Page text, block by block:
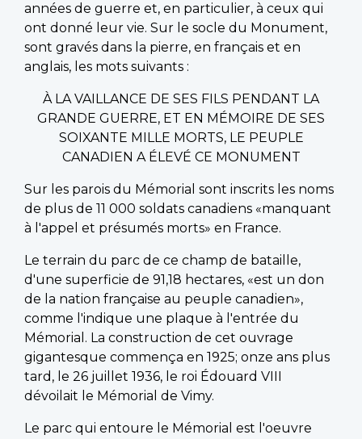
années de guerre et, en particulier, à ceux qui
ont donné leur vie. Sur le socle du Monument,
sont gravés dans la pierre, en français et en
anglais, les mots suivants :
À LA VAILLANCE DE SES FILS PENDANT LA
GRANDE GUERRE, ET EN MÉMOIRE DE SES
SOIXANTE MILLE MORTS, LE PEUPLE
CANADIEN A ÉLEVÉ CE MONUMENT
Sur les parois du Mémorial sont inscrits les noms
de plus de 11 000 soldats canadiens «manquant
à l'appel et présumés morts» en France.
Le terrain du parc de ce champ de bataille,
d'une superficie de 91,18 hectares, «est un don
de la nation française au peuple canadien»,
comme l'indique une plaque à l'entrée du
Mémorial. La construction de cet ouvrage
gigantesque commença en 1925; onze ans plus
tard, le 26 juillet 1936, le roi Édouard VIII
dévoilait le Mémorial de Vimy.
Le parc qui entoure le Mémorial est l'oeuvre